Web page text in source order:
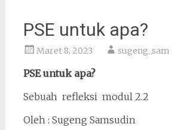
PSE untuk apa?
Maret 8, 2023 sugeng_sam
PSE untuk apa?
Sebuah refleksi modul 2.2
Oleh : Sugeng Samsudin